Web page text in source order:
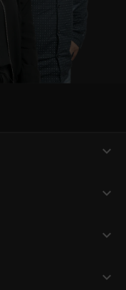
expand_more
expand_more
expand_more
expand_more